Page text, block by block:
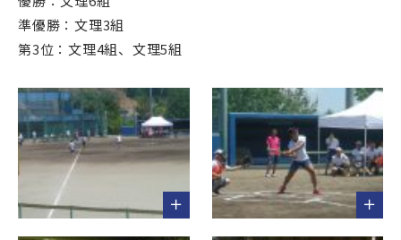
準優勝：文理3組
第3位：文理4組、文理5組